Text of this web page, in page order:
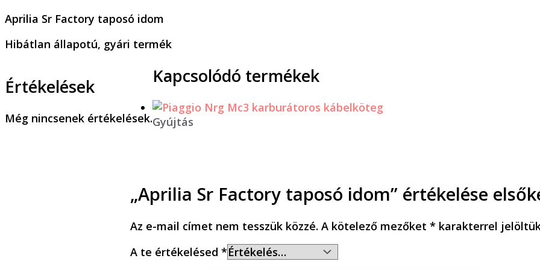
Aprilia Sr Factory taposó idom
Hibátlan állapotú, gyári termék
Értékelések
Még nincsenek értékelések.
„Aprilia Sr Factory taposó idom” értékelése
Az e-mail címet nem tesszük közzé. A kötelező mezőket * karakterrel
A te értékelésed *
Kapcsolódó termékek
Gyújtás